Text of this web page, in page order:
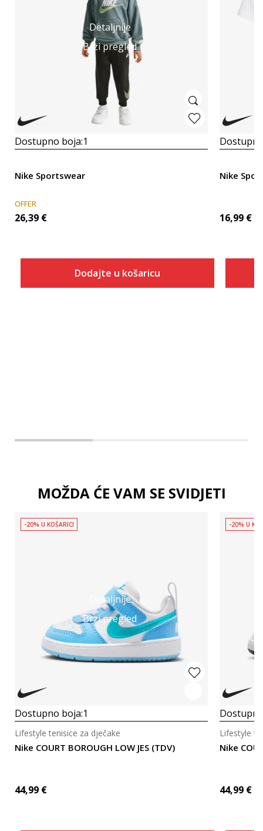
Detaljnije
Brzi pregled
Dostupno boja:1
Nike Sportswear
OFFER
26,39 €
Dodajte u košaricu
Nike
16,99 €
MOŽDA ĆE VAM SE SVIDJETI
Detaljnije
Brzi pregled
-20% U KOŠARICI
Dostupno boja:1
Nike COURT BOROUGH LOW JES (TDV)
Lifestyle tenisice za dječake
44,99 €
-20% U
Nike
Lifestyle
44,99 €